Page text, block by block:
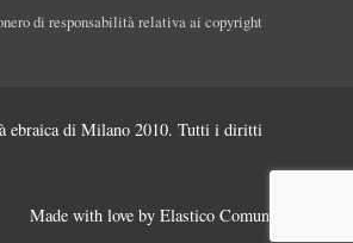
di responsabilità relativa ai copyright
ebraica di Milano 2010. Tutti i diritti
Made with love by Elastico Comunicazione